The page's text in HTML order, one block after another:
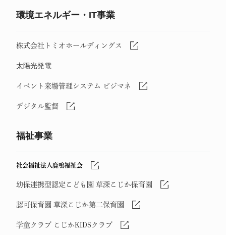
環境エネルギー・IT事業
株式会社トミオホールディングス
太陽光発電
イベント来場管理システム ビジマネ
デジタル監督
福祉事業
社会福祉法人鹿鳴福祉会
幼保連携型認定こども園 草深こじか保育園
認可保育園 草深こじか第二保育園
学童クラブ こじかKIDSクラブ